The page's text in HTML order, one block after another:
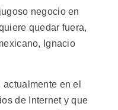
negocio en
quedar fuera,
Ignacio
en el
de Internet y que